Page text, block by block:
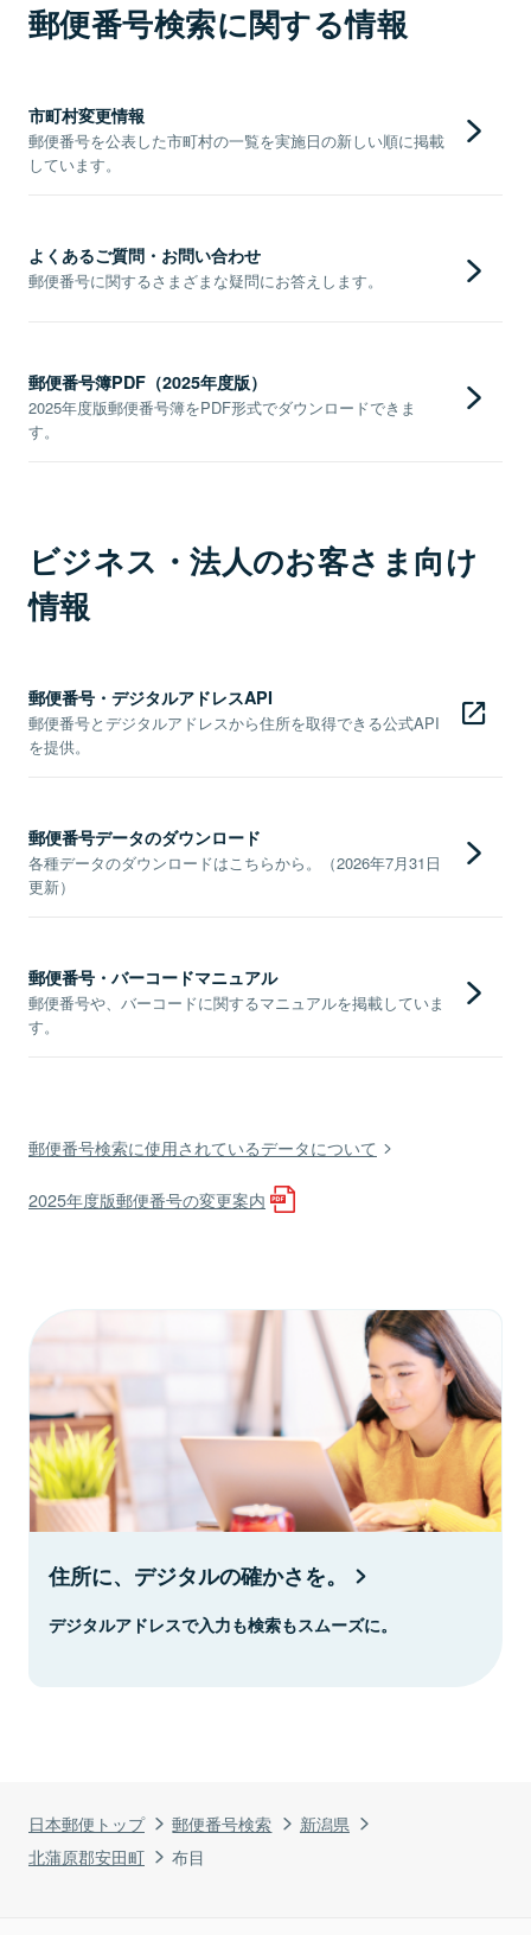
日本郵便トップ 郵便番号検索
新潟県
北蒲原郡安田町
布目
郵便番号検索に関する情報
市町村変更情報
郵便番号を公表した市町村の一覧を実施日の新しい順に掲載
しています。
よくあるご質問・お問い合わせ
郵便番号に関するさまざまな疑問にお答えします。
郵便番号簿PDF（2025年度版）
2025年度版郵便番号簿をPDF形式でダウンロードできま
す。
ビジネス・法人のお客さま向け
情報
郵便番号・デジタルアドレスAPI
郵便番号とデジタルアドレスから住所を取得できる公式API
を提供。
郵便番号データのダウンロード
各種データのダウンロードはこちらから。（2026年7月31日
更新）
郵便番号・バーコードマニュアル
郵便番号や、バーコードに関するマニュアルを掲載していま
す。
郵便番号検索に使用されているデータについて
2025年度版郵便番号の変更案内
住所に、デジタルの確かさを。
デジタルアドレスで入力も検索もスムーズに。